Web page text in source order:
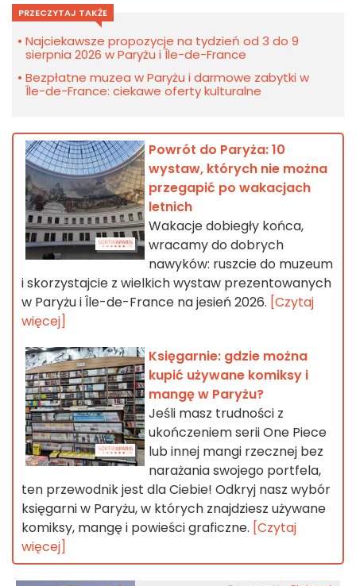
PRZECZYTAJ TAKŻE
Najciekawsze propozycje na tydzień od 3 do 9
sierpnia 2026 w Paryżu i Île-de-France
Bezpłatne muzea w Paryżu i darmowe zabytki w
Île-de-France: ciekawe oferty kulturalne
Powrót do Paryża: 10
wystaw, których nie można
przegapić po wakacjach
letnich
Wakacje dobiegły końca,
wracamy do dobrych
nawyków: ruszcie do muzeum
i skorzystajcie z wielkich wystaw prezentowanych
w Paryżu i Île-de-France na jesień 2026. [Czytaj
więcej]
Księgarnie: gdzie można
kupić używane komiksy i
mangę w Paryżu?
Jeśli masz trudności z
ukończeniem serii One Piece
lub innej mangi rzecznej bez
narażania swojego portfela,
ten przewodnik jest dla Ciebie! Odkryj nasz wybór
księgarni w Paryżu, w których znajdziesz używane
komiksy, mangę i powieści graficzne. [Czytaj
więcej]